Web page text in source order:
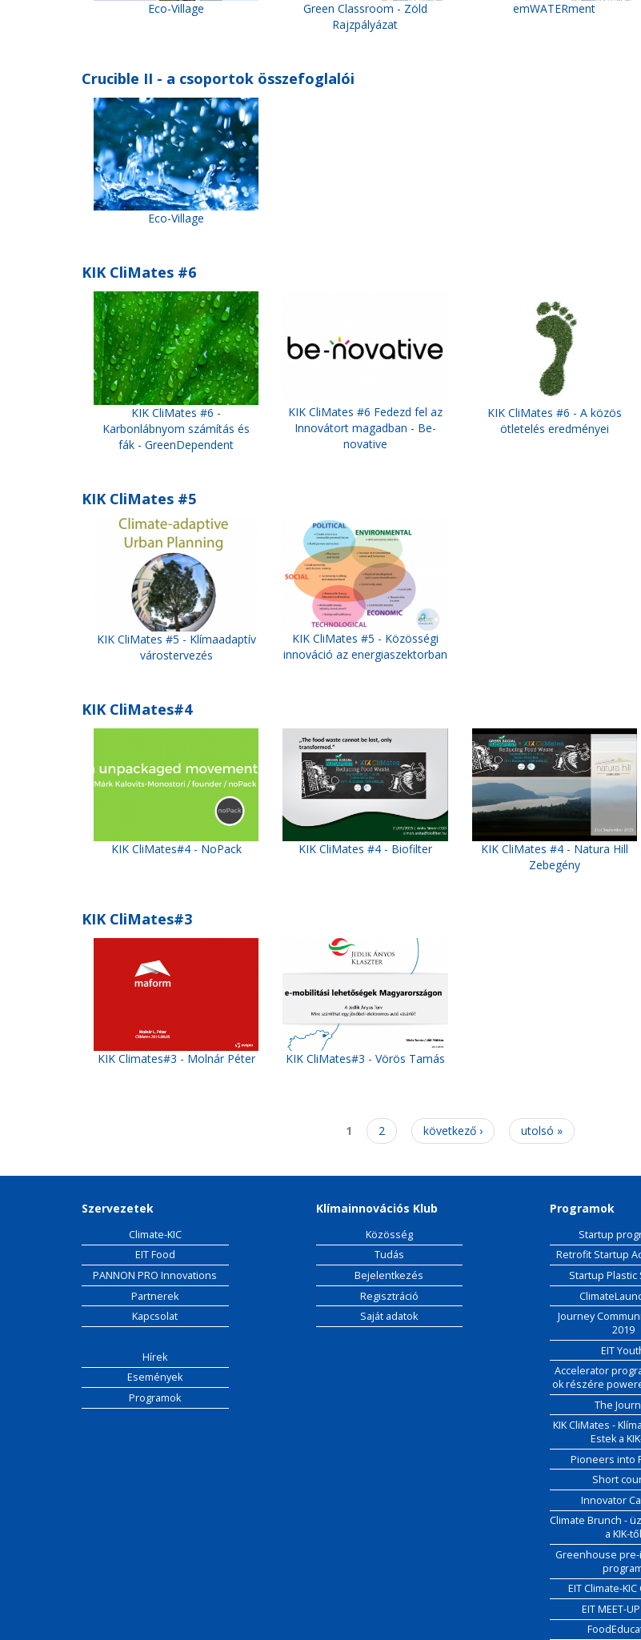
ÖKOINDUSTRIA -Skills For FutureEIT Raw Materials
Eco-Village
Green Classroom - Zöld
Rajzpályázat
emWATERment
Crucible II - a csoportok összefoglalói
Eco-Village
KIK CliMates #6
KIK CliMates #6 -
Karbonlábnyom számítás és
fák - GreenDependent
KIK CliMates #6 Fedezd fel az
Innovátort magadban - Be-
novative
KIK CliMates #6 - A közös
ötletelés eredményei
KIK CliMates #5
KIK CliMates #5 - Klímaadaptív
várostervezés
KIK CliMates #5 - Közösségi
innováció az energiaszektorban
KIK CliMates#4
KIK CliMates#4 - NoPack KIK CliMates #4 - Biofilter
KIK CliMates #4 - Natura Hill
Zebegény
KIK CliMates#3
KIK Climates#3 - Molnár Péter KIK CliMates#3 - Vörös Tamás
1 2 következő › utolsó »
Szervezetek
Climate-KIC
EIT Food
PANNON PRO Innovations
Partnerek
Kapcsolat
Hírek
Események
Programok
Klímainnovációs Klub
Közösség
Tudás
Bejelentkezés
Regisztráció
Saját adatok
Programok
Startup
Retrofit Startup
Startup Plastic
Journey
2019
EIT
Accelerator
ok részére
The
KIK CliMates -
Estek a
Pioneers into
Short
Innovator
Climate Brunch -
a KIK-től
Greenhouse
EIT Climate-
EIT MEET-